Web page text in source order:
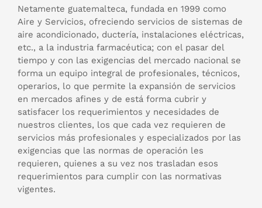
Netamente guatemalteca, fundada en 1999 como
Aire y Servicios, ofreciendo servicios de sistemas de
aire acondicionado, ductería, instalaciones eléctricas,
etc., a la industria farmacéutica; con el pasar del
tiempo y con las exigencias del mercado nacional se
forma un equipo integral de profesionales, técnicos,
operarios, lo que permite la expansión de servicios
en mercados afines y de está forma cubrir y
satisfacer los requerimientos y necesidades de
nuestros clientes, los que cada vez requieren de
servicios más profesionales y especializados por las
exigencias que las normas de operación les
requieren, quienes a su vez nos trasladan esos
requerimientos para cumplir con las normativas
vigentes.